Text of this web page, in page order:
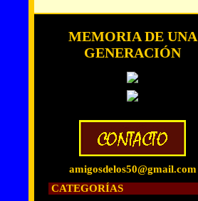
MEMORIA DE UNA
GENERACIÓN
amigosdelos50@gmail.com
CATEGORÍAS